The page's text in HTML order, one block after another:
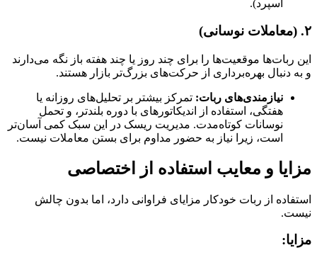
اسپرد).
۲. (معاملات نوسانی)
این ربات‌ها موقعیت‌ها را برای چند روز یا چند هفته باز نگه می‌دارند
و به دنبال بهره‌برداری از حرکت‌های بزرگ‌تر بازار هستند.
نیازمندی‌های ربات: تمرکز بیشتر بر تحلیل‌های روزانه یا
هفتگی، استفاده از اندیکاتورهای با دوره بلندتر، و تحمل
نوسانات کوتاه‌مدت. مدیریت ریسک در این سبک کمی آسان‌تر
است، زیرا نیاز به حضور مداوم برای بستن معاملات نیست.
مزایا و معایب استفاده از اختصاصی
استفاده از ربات خودکار مزایای فراوانی دارد، اما بدون چالش
نیست.
مزایا: